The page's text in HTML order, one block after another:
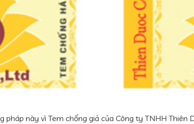
này vì Tem chống giả của Công ty TNHH Thiên